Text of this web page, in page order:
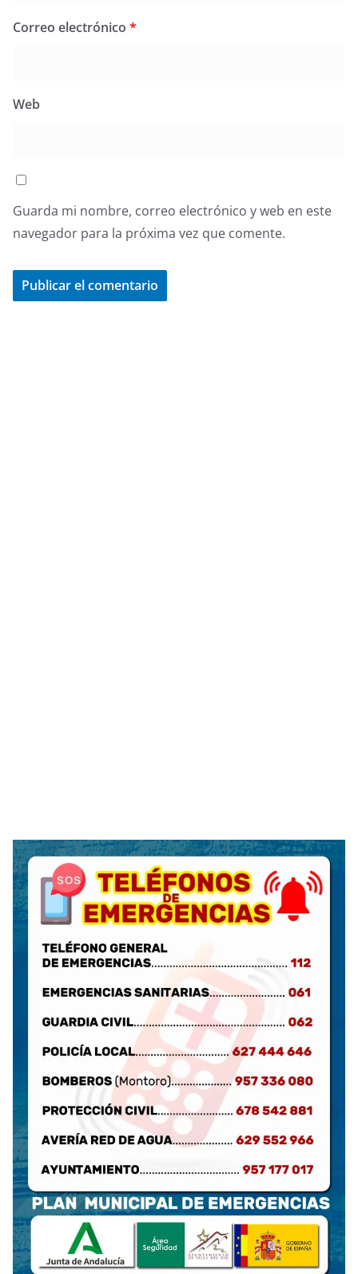
Correo electrónico *
Web
Guarda mi nombre, correo electrónico y web en este
navegador para la próxima vez que comente.